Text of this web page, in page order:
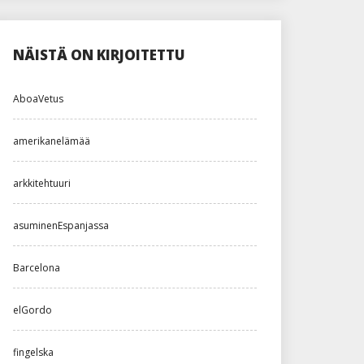
NÄISTÄ ON KIRJOITETTU
AboaVetus
amerikanelämää
arkkitehtuuri
asuminenEspanjassa
Barcelona
elGordo
fingelska